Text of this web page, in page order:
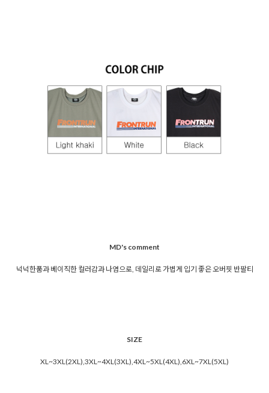
MD's comment
넉넉한품과 베이직한 컬러감과 나염으로, 데일리로 가볍게 입기 좋은 오버핏 반팔티
SIZE
XL~3XL(2XL),3XL~4XL(3XL),4XL~5XL(4XL),6XL~7XL(5XL)